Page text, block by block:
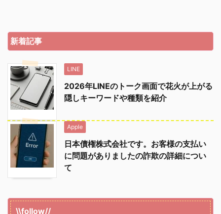
新着記事
LINE
2026年LINEのトーク画面で花火が上がる
隠しキーワードや種類を紹介
Apple
日本債権株式会社です。お客様の支払い
に問題がありましたの詐欺の詳細につい
て
\\follow//